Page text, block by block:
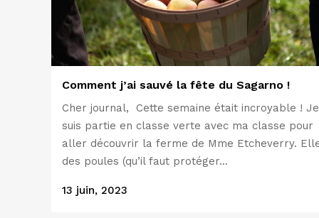
Comment j’ai sauvé la fête du Sagarno !
Cher journal, Cette semaine était incroyable ! Je
suis partie en classe verte avec ma classe pour
aller découvrir la ferme de Mme Etcheverry.
des poules (qu’il faut protéger...
13 juin, 2023